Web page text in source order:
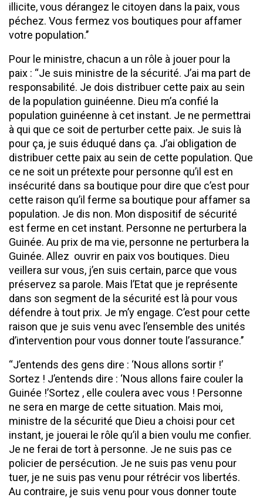
illicite, vous dérangez le citoyen dans la paix, vous
péchez. Vous fermez vos boutiques pour affamer
votre population.’’
Pour le ministre, chacun a un rôle à jouer pour la
paix : ‘‘Je suis ministre de la sécurité. J’ai ma part de
responsabilité. Je dois distribuer cette paix au sein
de la population guinéenne. Dieu m’a confié la
population guinéenne à cet instant. Je ne permettrai
à qui que ce soit de perturber cette paix. Je suis là
pour ça, je suis éduqué dans ça. J’ai obligation de
distribuer cette paix au sein de cette population. Que
ce ne soit un prétexte pour personne qu’il est en
insécurité dans sa boutique pour dire que c’est pour
cette raison qu’il ferme sa boutique pour affamer sa
population. Je dis non. Mon dispositif de sécurité
est ferme en cet instant. Personne ne perturbera la
Guinée. Au prix de ma vie, personne ne perturbera la
Guinée. Allez ouvrir en paix vos boutiques. Dieu
veillera sur vous, j’en suis certain, parce que vous
préservez sa parole. Mais l’Etat que je représente
dans son segment de la sécurité est là pour vous
défendre à tout prix. Je m’y engage. C’est pour cette
raison que je suis venu avec l’ensemble des unités
d’intervention pour vous donner toute l’assurance.’’
‘‘J’entends des gens dire : ‘Nous allons sortir !’
Sortez ! J’entends dire : ‘Nous allons faire couler la
Guinée !’Sortez , elle coulera avec vous ! Personne
ne sera en marge de cette situation. Mais moi,
ministre de la sécurité que Dieu a choisi pour cet
instant, je jouerai le rôle qu’il a bien voulu me confier.
Je ne ferai de tort à personne. Je ne suis pas ce
policier de persécution. Je ne suis pas venu pour
tuer, je ne suis pas venu pour rétrécir vos libertés.
Au contraire, je suis venu pour vous donner toute